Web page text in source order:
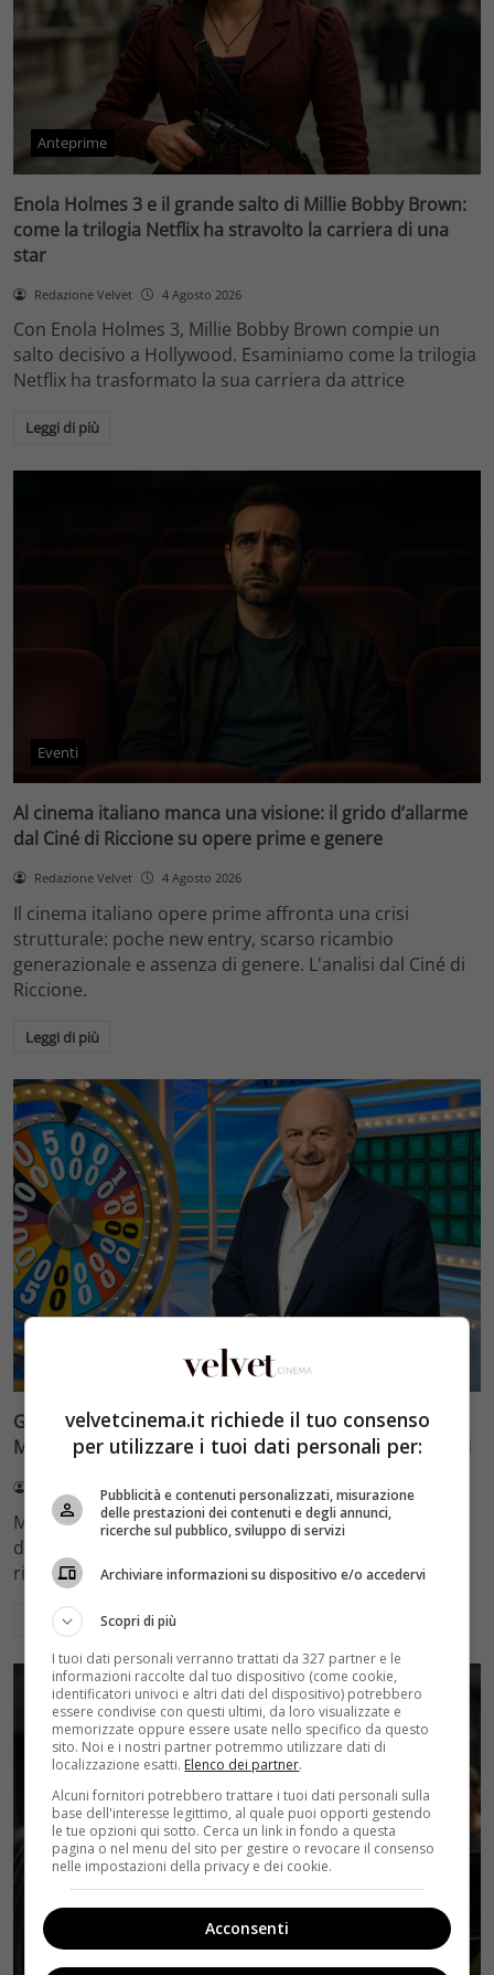
Anteprime
Enola Holmes 3 e il grande salto di Millie Bobby Brown:
come la trilogia Netflix ha stravolto la carriera di una
star
Redazione Velvet 4 Agosto 2026
Con Enola Holmes 3, Millie Bobby Brown compie un
salto decisivo a Hollywood. Esaminiamo come la trilogia
Netflix ha trasformato la sua carriera da attrice
Leggi di più
Eventi
Al cinema italiano manca una visione: il grido d’allarme
dal Ciné di Riccione su opere prime e genere
Redazione Velvet 4 Agosto 2026
Il cinema italiano opere prime affronta una crisi
strutturale: poche new entry, scarso ricambio
generazionale e assenza di genere. L'analisi dal Ciné di
Riccione.
Leggi di più
Gerry Scotti vs Enrico Papi: la battaglia estiva di
Mediaset tra La Ruota della Fortuna e Let’s Make a Deal
Redazione Velvet 4 Agosto 2026
Mediaset sceglie di mantenere Gerry Scotti e La Ruota
della Fortuna nell'access prime time estivo di Canale 5,
rinviando a dicembre il debutto di Enrico Pa
Leggi di più
Rumors
velvetcinema.it richiede il tuo consenso
per utilizzare i tuoi dati personali per:
Pubblicità e contenuti personalizzati, misurazione
delle prestazioni dei contenuti e degli annunci,
ricerche sul pubblico, sviluppo di servizi
Archiviare informazioni su dispositivo e/o accedervi
Scopri di più
I tuoi dati personali verranno trattati da 327 partner e le
informazioni raccolte dal tuo dispositivo (come cookie,
identificatori univoci e altri dati del dispositivo) potrebbero
essere condivise con questi ultimi, da loro visualizzate e
memorizzate oppure essere usate nello specifico da questo
sito. Noi e i nostri partner potremmo utilizzare dati di
localizzazione esatti. Elenco dei partner.
Alcuni fornitori potrebbero trattare i tuoi dati personali sulla
base dell'interesse legittimo, al quale puoi opporti gestendo
le tue opzioni qui sotto. Cerca un link in fondo a questa
pagina o nel menu del sito per gestire o revocare il consenso
nelle impostazioni della privacy e dei cookie.
Acconsenti